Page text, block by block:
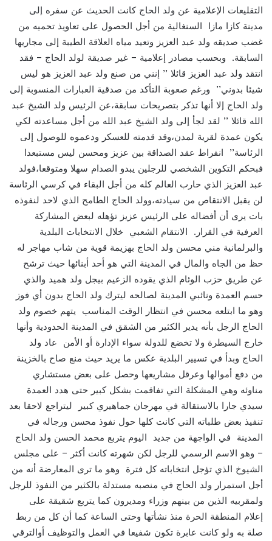
التقليعات الإعلامية عن ولد الحاج كانت الحديث عن سفره إلى
مدينة كازا مازا السنغالية من أجل الحصول على تعاويذ تحميه من
غضب صديقه ولد عبد العزيز وتعيد مياه العلاقة الطيبة إلى مجاريها
السابقة. وبحسب مصادر إعلامية – غير صديقة لولد الحاج – فقد
انتقد ولد عبد العزيز قائلا ’’ إنني من صنع ولد عبد العزيز هو ليس
شيئا بدوني’’ ورغم صعوبة التأكد من صدقية العبارات المنسوبة إلى
ولد الحاج إلا أنها تذكر بتصريحات سابقة،عن الرئيس ولد الشيخ عبد
الله قائلا ’’ لقد لجأ إلى ولد الشيخ عبد الله من أجل مساعدته لكي
يكون عمدة لقرية لمدن،وقد قدمته للعسكر ودعموه للوصول إلى
الرئاسة’’ انفراط عقد الصداقة بين عزيز ومحسن ليس مستبعدا
فبحكم التكوين الشخصي للرجلين يبدو الصدام سهلا ومتوقعا،فولد
عبد العزيز الذي حارب العالم كله من أجل البقاء في كرسي الرئاسة
لن يقبل الانتقاص من سيادته،وولد الحاج الطامح الذي لاحد لنفوذه
بات يرى أن أفضاله على الرئيس عزيز تؤهله لبعض المشاركة
العرفية في القرار. الانتقام الشعبي خلال الانتخابات البلدية
والبرلمانية مني محسن ولد الحاج بهزيمة قوية من شاب مهاجر له
حظ من الجاه والمال في المدينة التي هو أحد أبنائها حيث ترشح
عن طريق حزب الوئام الذي يقوده الزعيم بيجل ولد هميد والذي
حسم العمدة ونائبي المدينة لصالحه ليترك ولد الحاج بدون أي فوز
وهو ما ابتلعه محسن في انتظار الوقت المناسب يتهم خصوم ولد
الحاج الرجل بأنه يدير الكثير من الشقق في المدينة الحدودية وأنها
خارج السيطرة ولا تخضع للدولة سواء الإدارة أو الأمن عاد ولد
الحاج وبدأ في تسيير البلدية عكس ما يريد حيث منع صاح بالخزينة
من دفع أموالها وعرقل مشاريعها وحصل على بعض مستشاري
مناوئه وهي المشكلة التي تفاقمت بشكل كبير حتى هدد العمدة
سيدي جارا بالاستقالة في مهرجان جماهيري كبير ليتراجع لاحقا بعد
تنفيذ بعض طلباته التي كانت كلها حول نفوذ محسن ورجاله في
المدينة في الواجهة من جديد اليوم يتربع محمد الحسن ولد الحاج
– وهو الاسم الرسمي للرجل لكن شهرته كانت أكثر – على مجلس
الشيوخ الذي تؤجل انتخاباته كل فترة وهو ما ترى المعارضة أنه من
أجل استمرار ولد الحاج في منصبه مستدلة بالكثير من النفوذ للرجل
ولمقربيه الذين من بينهم وزراء ومديرون كما يتربع شقيقة على
إعلام المنطقة الحرة منذ نشأتها وحتى الساعة كما أن كل من ربط
صلة به ولو كانت عابرة تكون شفيعا في العمل والتوظيف أوالترقي